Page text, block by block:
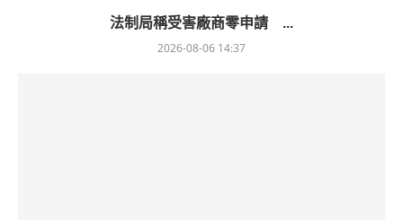
法制局稱受害廠商零申請 ...
2026-08-06 14:37